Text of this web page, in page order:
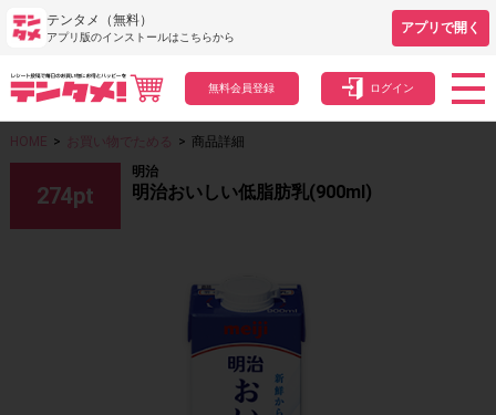
テンタメ（無料）
アプリ版のインストールはこちらから
アプリで開く
無料会員登録 ログイン
HOME > お買い物でためる > 商品詳細
274pt
明治
明治おいしい低脂肪乳(900ml)